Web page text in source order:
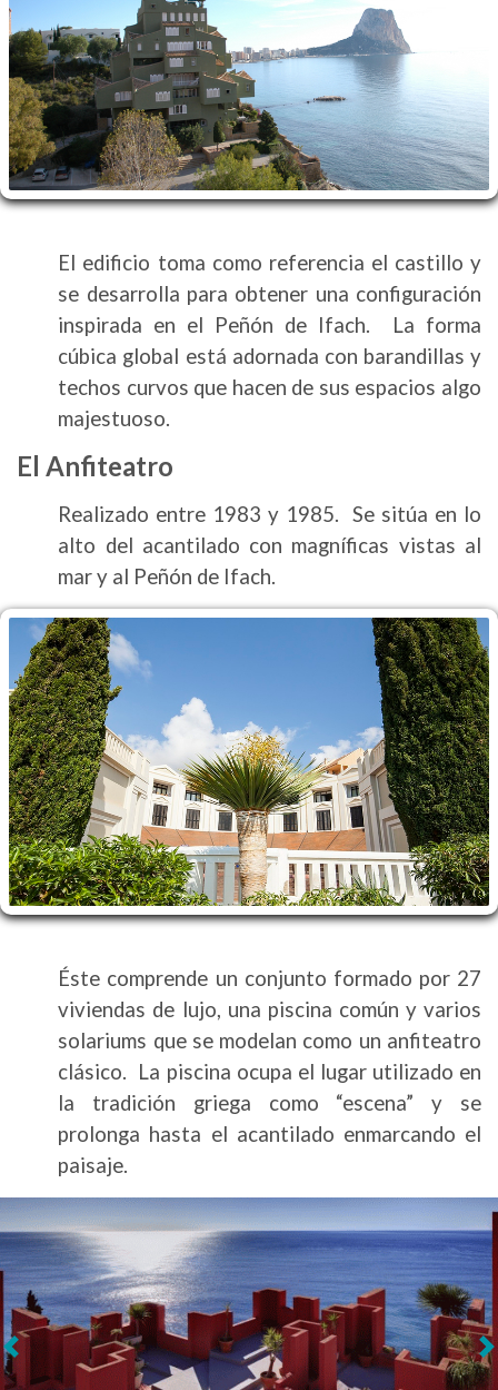
El edificio toma como referencia el castillo y
se desarrolla para obtener una configuración
inspirada en el Peñón de Ifach. La forma
cúbica global está adornada con barandillas y
techos curvos que hacen de sus espacios algo
majestuoso.
El Anfiteatro
Realizado entre 1983 y 1985. Se sitúa en lo
alto del acantilado con magníficas vistas al
mar y al Peñón de Ifach.
Éste comprende un conjunto formado por 27
viviendas de lujo, una piscina común y varios
solariums que se modelan como un anfiteatro
clásico. La piscina ocupa el lugar utilizado en
la tradición griega como “escena” y se
prolonga hasta el acantilado enmarcando el
paisaje.
Siguiente